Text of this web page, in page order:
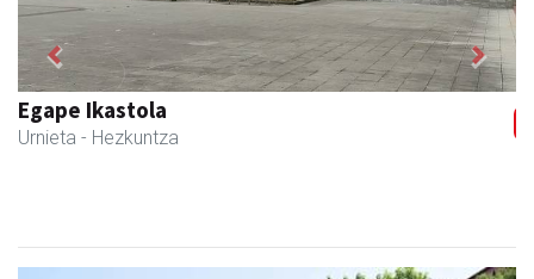
Egape Ikastola
Urnieta - Hezkuntza
Previous Next